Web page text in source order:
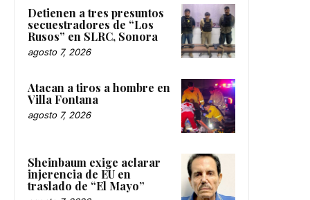
Detienen a tres presuntos
secuestradores de “Los
Rusos” en SLRC, Sonora
agosto 7, 2026
Atacan a tiros a hombre en
Villa Fontana
agosto 7, 2026
Sheinbaum exige aclarar
injerencia de EU en
traslado de “El Mayo”